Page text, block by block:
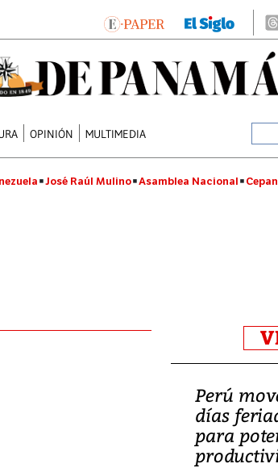
OPINIÓN MULTIMEDIA
José Raúl Mulino Asamblea Nacional
Perú
días
para